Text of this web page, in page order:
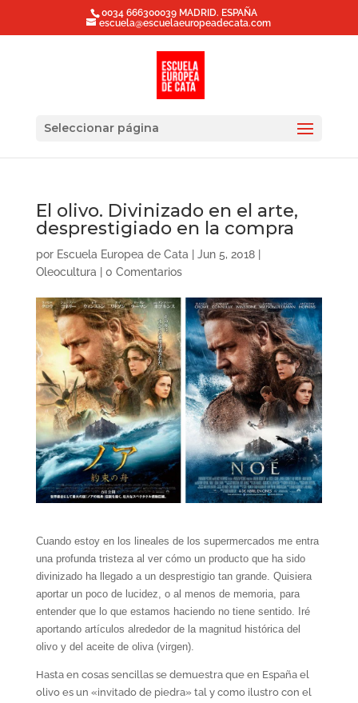
0034 666300039 MADRID. ESPAÑA
escuela@escuelaeuropeadecata.com
Seleccionar página
El olivo. Divinizado en el arte,
desprestigiado en la compra
por Escuela Europea de Cata Jun 5, 2018|
Oleocultura
0 Comentarios
Cuando estoy en los lineales de los supermercados me entra
una profunda tristeza al ver cómo un producto que ha sido
divinizado ha llegado a un desprestigio tan grande. Quisiera
aportar un poco de lucidez, o al menos de memoria, para
entender que lo que estamos haciendo no tiene sentido. Iré
aportando artículos alrededor de la magnitud histórica del
olivo y del aceite de oliva (virgen).
Hasta en cosas sencillas se demuestra que en España el
olivo es un «invitado de piedra» tal y como ilustro con el